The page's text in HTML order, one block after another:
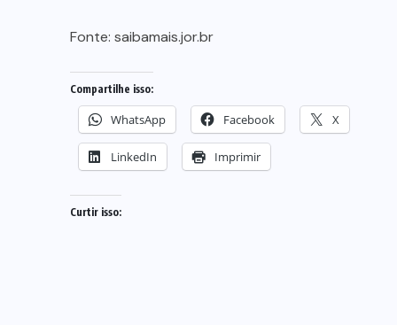
Fonte: saibamais.jor.br
Compartilhe isso:
WhatsApp Facebook X
LinkedIn Imprimir
Curtir isso: